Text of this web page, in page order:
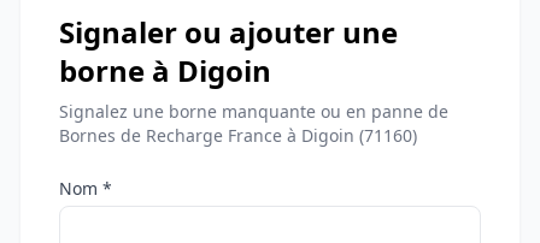
Signaler ou ajouter une
borne à Digoin
Signalez une borne manquante ou en panne de
Bornes de Recharge France à Digoin (71160)
Nom *